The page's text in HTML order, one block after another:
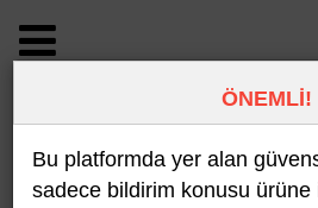
BİLDİRİM DETAYI
ÖNEMLİ!
Bu platformda yer alan
sadece bildirim konusu ürüne